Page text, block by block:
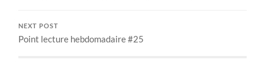
NEXT POST
Point lecture hebdomadaire #25